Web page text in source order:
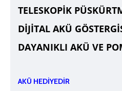
TELESKOPİK
DİJİTAL AKÜ
DAYANIKLI AKÜ VE
AKÜ HEDİYEDİR